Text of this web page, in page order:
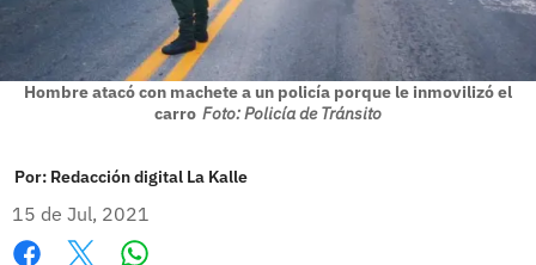
Hombre atacó con machete a un policía porque le inmovilizó el
carro Foto: Policía de Tránsito
Por: Redacción digital La Kalle
15 de Jul, 2021